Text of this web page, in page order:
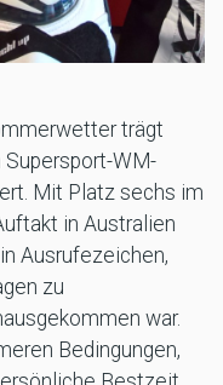
trägt
Supersport-WM-
Mit Platz sechs im
in Australien
Ausrufezeichen,
zu
war.
Bedingungen,